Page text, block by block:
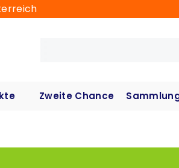
Zweite Chance